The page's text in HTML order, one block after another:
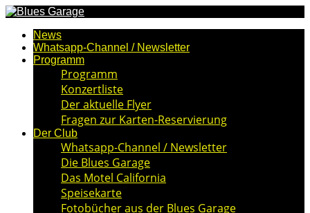
News
Whatsapp-Channel / Newsletter
Programm
Programm
Konzertliste
Der aktuelle Flyer
Fragen zur Karten-Reservierung
Der Club
Whatsapp-Channel / Newsletter
Die Blues Garage
Das Motel California
Speisekarte
Fotobücher aus der Blues Garage